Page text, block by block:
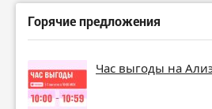
Горячие предложения
Час выгоды на